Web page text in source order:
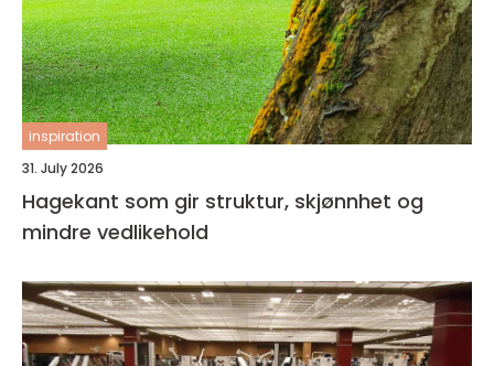
inspiration
31. July 2026
Hagekant som gir struktur, skjønnhet og
mindre vedlikehold